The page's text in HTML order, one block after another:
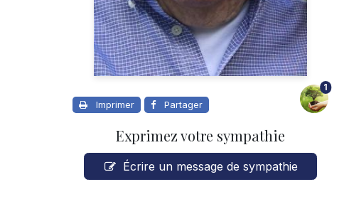
Imprimer Partager
1
Exprimez votre sympathie
Écrire un message de sympathie